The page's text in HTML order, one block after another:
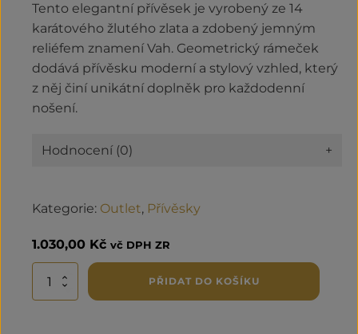
Tento elegantní přívěsek je vyrobený ze 14
karátového žlutého zlata a zdobený jemným
reliéfem znamení Vah. Geometrický rámeček
dodává přívěsku moderní a stylový vzhled, který
z něj činí unikátní doplněk pro každodenní
nošení.
Hodnocení (0) +
Kategorie: Outlet, Přívěsky
1.030,00 Kč vč DPH ZR
Zlatý
PŘIDAT DO KOŠÍKU